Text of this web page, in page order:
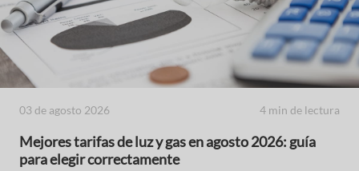
03 de agosto 2026 4 min de lectura
Mejores tarifas de luz y gas en agosto 2026: guía
para elegir correctamente